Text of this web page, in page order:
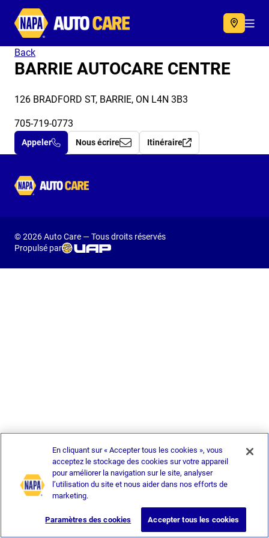
Autocare
Back
BARRIE AUTOCARE CENTRE
126 BRADFORD ST, BARRIE, ON L4N 3B3
705-719-0773
Appeler Nous écrire Itinéraire
Autocare
© 2026 Auto Care — Tous droits réservés
Propulsé par
En cliquant sur « Accepter tous les cookies », vous
acceptez le stockage des cookies sur votre appareil
pour améliorer la navigation sur le site, analyser
l’utilisation du site et nous aider dans nos efforts de
marketing.
Paramètres des cookies Accepter tous les cookies